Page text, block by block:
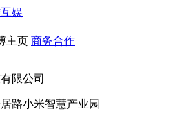
娱
主页 商务合作
限公司
路小米智慧产业园